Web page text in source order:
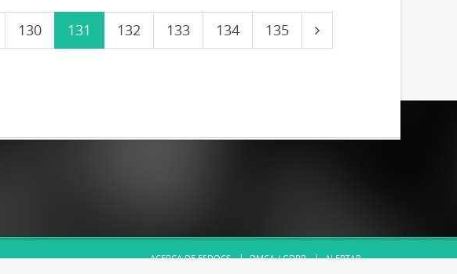
130 131 132 133 134 135
ACERCA DE ESDOCS DMCA / GDPR ALERTAR